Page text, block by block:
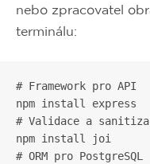
nebo zpracovatel
terminálu:
# Framework pro API
npm install express
# Validace a
npm install joi
# ORM pro PostgreSQL